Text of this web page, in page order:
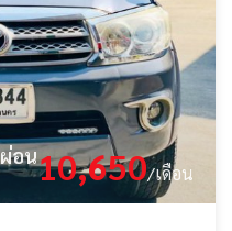
ผ่อน10,650/เดือน